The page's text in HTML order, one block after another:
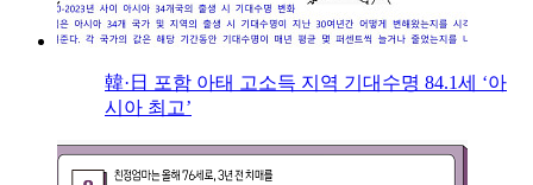
韓·日 포함 아태 고소득 지역 기대수명 84.1세 ‘아
시아 최고’